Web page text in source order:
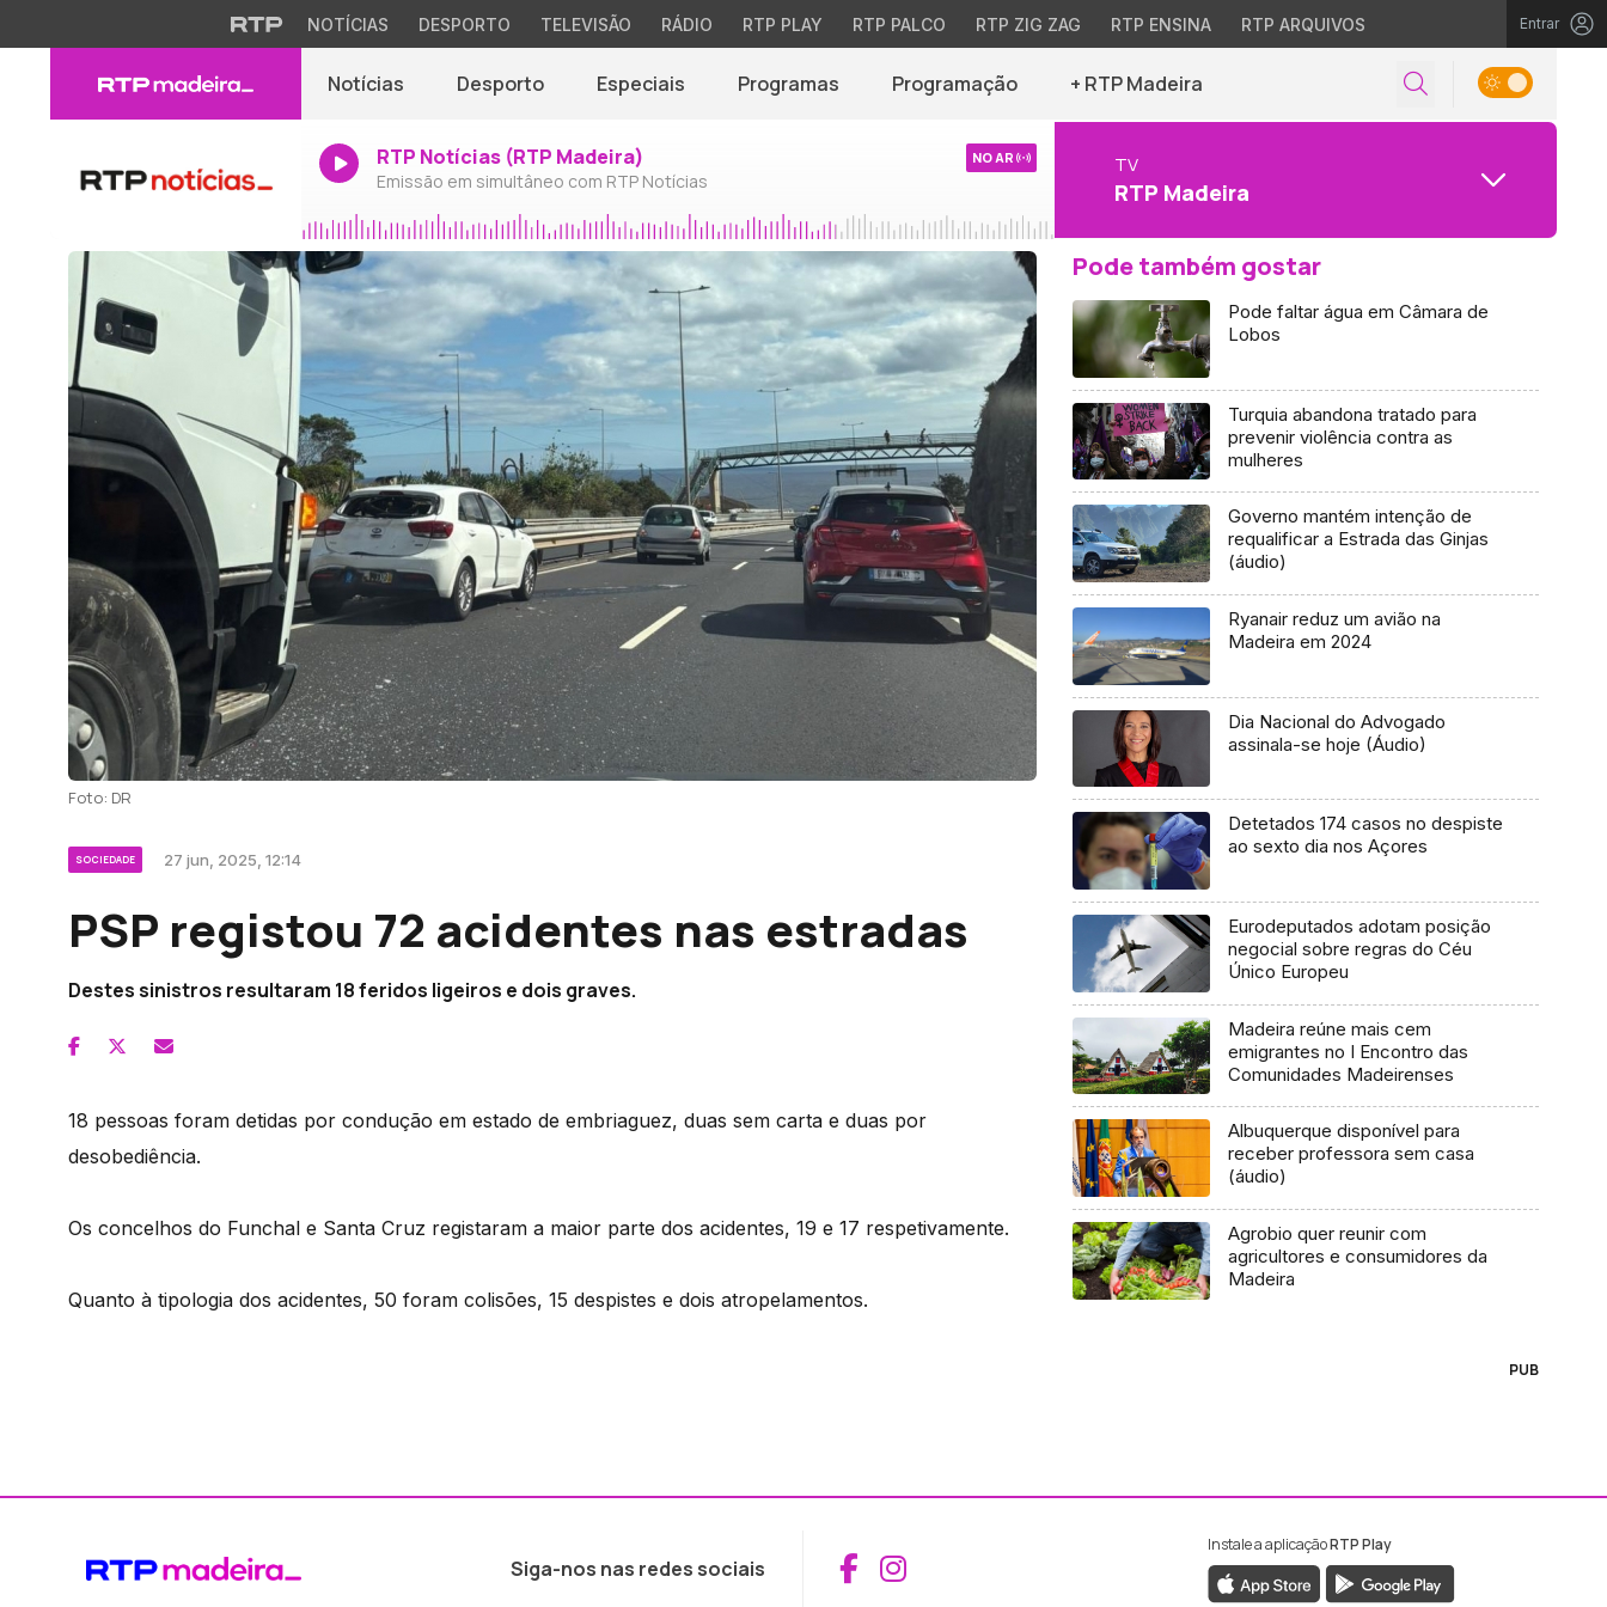
NOTÍCIAS DESPORTO TELEVISÃO RÁDIO RTP PLAY RTP PALCO RTP ZIG ZAG RTP ENSINA RTP ARQUIVOS Entrar
Notícias Desporto Especiais Programas Programação + RTP Madeira
RTP Notícias (RTP Madeira)
Emissão em simultâneo com RTP Notícias
NO AR TV
RTP Madeira
Foto: DR
SOCIEDADE 27 jun, 2025, 12:14
PSP registou 72 acidentes nas estradas
Destes sinistros resultaram 18 feridos ligeiros e dois graves.
18 pessoas foram detidas por condução em estado de embriaguez, duas sem carta e duas por
desobediência.
Os concelhos do Funchal e Santa Cruz registaram a maior parte dos acidentes, 19 e 17 respetivamente.
Quanto à tipologia dos acidentes, 50 foram colisões, 15 despistes e dois atropelamentos.
Pode também gostar
Pode faltar água em Câmara de
Lobos
Turquia abandona tratado para
prevenir violência contra as
mulheres
Governo mantém intenção de
requalificar a Estrada das Ginjas
(áudio)
Ryanair reduz um avião na
Madeira em 2024
Dia Nacional do Advogado
assinala-se hoje (Áudio)
Detetados 174 casos no despiste
ao sexto dia nos Açores
Eurodeputados adotam posição
negocial sobre regras do Céu
Único Europeu
Madeira reúne mais cem
emigrantes no I Encontro das
Comunidades Madeirenses
Albuquerque disponível para
receber professora sem casa
(áudio)
Agrobio quer reunir com
agricultores e consumidores da
Madeira
PUB
Siga-nos nas redes sociais Aceder ao Facebook da RTP Madeira
Aceder ao Instagram da RTP Madeira
Instale a aplicaçãoRTP Play